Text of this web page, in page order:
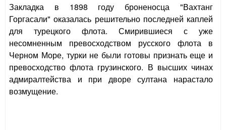
Закладка в 1898 году броненосца "Вахтанг
Горгасали" оказалась решительно последней каплей
для турецкого флота. Смирившиеся с уже
несомненным превосходством русского флота в
Черном Море, турки не были готовы признать еще и
превосходство флота грузинского. В высших чинах
адмиралтейства и при дворе султана нарастало
возмущение.